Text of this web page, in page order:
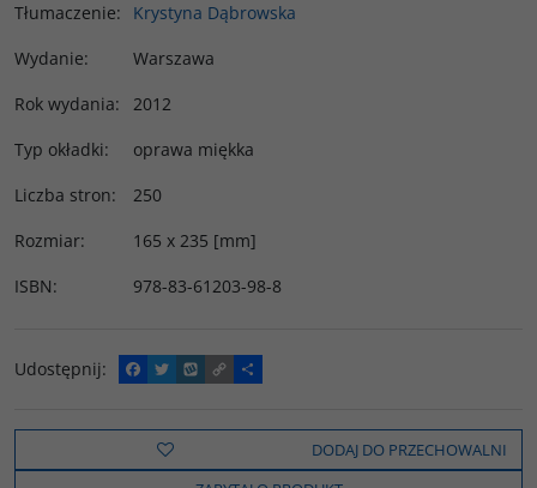
Tłumaczenie:
Krystyna Dąbrowska
Wydanie:
Warszawa
Rok wydania:
2012
Typ okładki:
oprawa miękka
Liczba stron:
250
Rozmiar:
165 x 235 [mm]
ISBN: 978-83-61203-98-8
Udostępnij:
F
a
e
o
T
w
t
t
e
W
y
o
C
o
y
i
P
o
z
e
DODAJ DO PRZECHOWALNI